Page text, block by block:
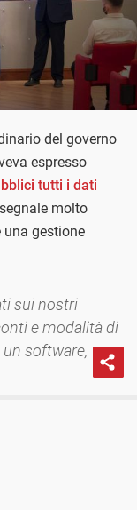
del governo
espresso
tutti i dati
molto
gestione
sui nostri
e modalità di
software,